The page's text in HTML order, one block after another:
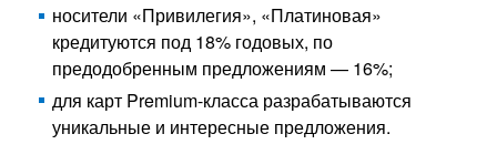
носители «Привилегия», «Платиновая»
кредитуются под 18% годовых, по
предодобренным предложениям — 16%;
для карт Premium-класса разрабатываются
уникальные и интересные предложения.